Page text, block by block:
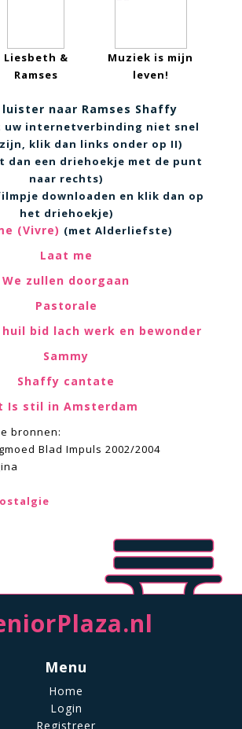
Liesbeth &
Ramses
Muziek is mijn
leven!
naar Ramses Shaffy
uw internetverbinding niet snel
klik dan links onder op II)
dan een driehoekje met de punt
naar rechts)
downloaden en klik dan op
het driehoekje)
(Vivre) (met Alderliefste)
Laat me
We zullen doorgaan
Pastorale
bid lach werk en bewonder
Sammy
Shaffy cantate
Is stil in Amsterdam
bronnen:
Blad Impuls 2002/2004
Menu
Home
Login
Registreer